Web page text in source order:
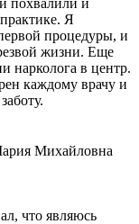
похвалили и
практике. Я
процедуры, и
жизни. Еще
нарколога в центр.
каждому врачу и
Михайловна
что являюсь